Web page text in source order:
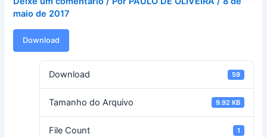
maio de 2017
Download
Download 59
Tamanho do Arquivo 9.92 KB
File Count 1